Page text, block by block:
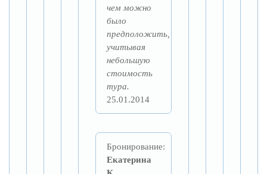
чем можно
было
предположить,
учитывая
небольшую
стоимость
тура.
25.01.2014
Бронирование:
Екатерина